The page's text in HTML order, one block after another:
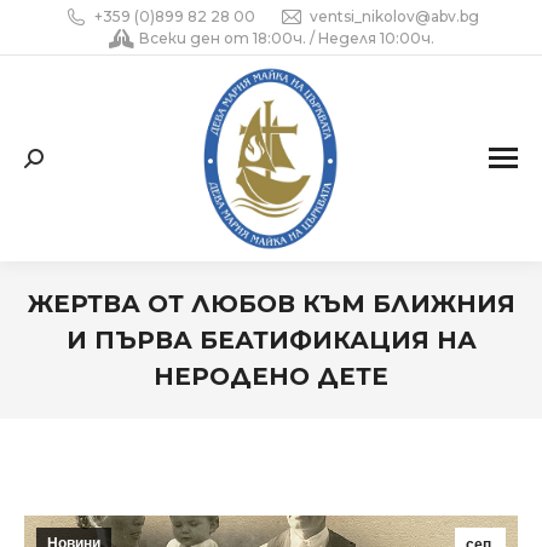
+359 (0)899 82 28 00
ventsi_nikolov@abv.bg
Всеки ден от 18:00ч. / Неделя 10:00ч.
Search:
ЖЕРТВА ОТ ЛЮБОВ КЪМ БЛИЖНИЯ
И ПЪРВА БЕАТИФИКАЦИЯ НА
НЕРОДЕНО ДЕТЕ
Новини